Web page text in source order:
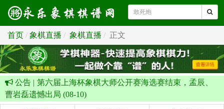
首页 象棋直播 象棋直播 正文
公告 | 第六届上海杯象棋大师公开赛海选赛结束，孟辰、
曹岩磊遗憾出局 (08-10)